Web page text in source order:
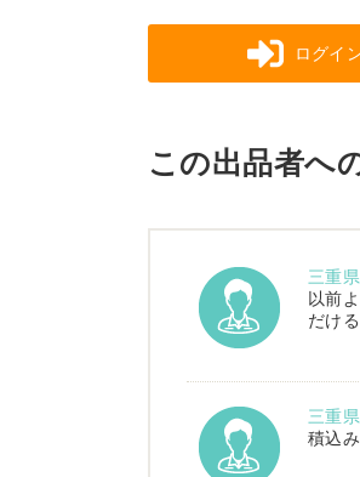
ログイ
この出品者へ
三重
以前
だけ
三重
積込